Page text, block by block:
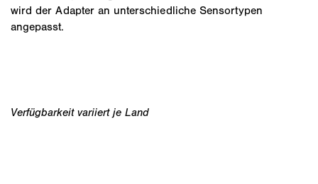
wird der Adapter an unterschiedliche Sensortypen
angepasst.